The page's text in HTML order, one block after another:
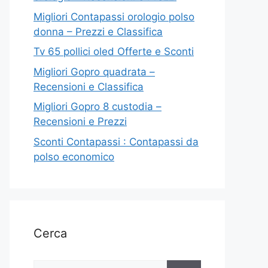
Migliori Contapassi orologio polso
donna – Prezzi e Classifica
Tv 65 pollici oled Offerte e Sconti
Migliori Gopro quadrata –
Recensioni e Classifica
Migliori Gopro 8 custodia –
Recensioni e Prezzi
Sconti Contapassi : Contapassi da
polso economico
Cerca